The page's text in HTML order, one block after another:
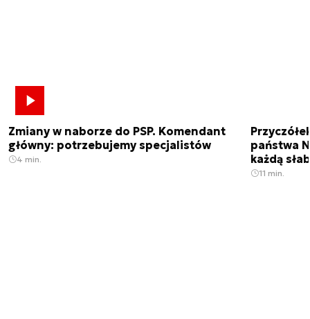
Zmiany w naborze do PSP. Komendant
główny: potrzebujemy specjalistów
4 min.
państwa
każdą
11 min.